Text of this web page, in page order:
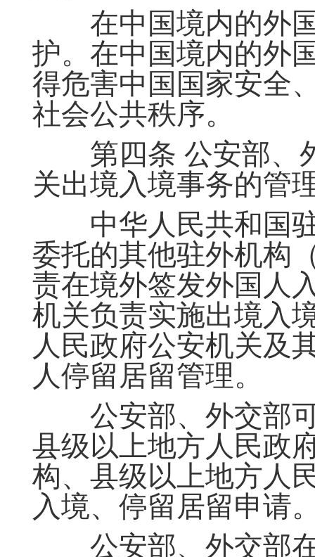
在中国境内的外国
护。在中国境内的外
得危害中国国家安全
社会公共秩序。
第四条 公安部、
关出境入境事务的管
中华人民共和国驻
委托的其他驻外机构
责在境外签发外国人
机关负责实施出境入
人民政府公安机关及
人停留居留管理。
公安部、外交部可
县级以上地方人民政
构、县级以上地方人
入境、停留居留申请
公安部、外交部在